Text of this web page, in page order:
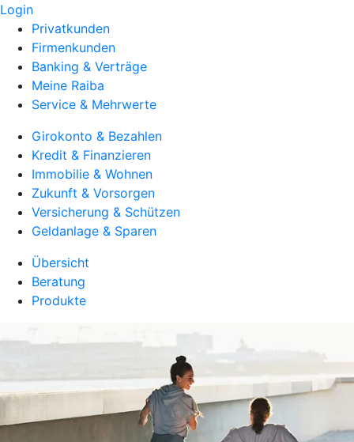
Login
Privatkunden
Firmenkunden
Banking & Verträge
Meine Raiba
Service & Mehrwerte
Girokonto & Bezahlen
Kredit & Finanzieren
Immobilie & Wohnen
Zukunft & Vorsorgen
Versicherung & Schützen
Geldanlage & Sparen
Übersicht
Beratung
Produkte